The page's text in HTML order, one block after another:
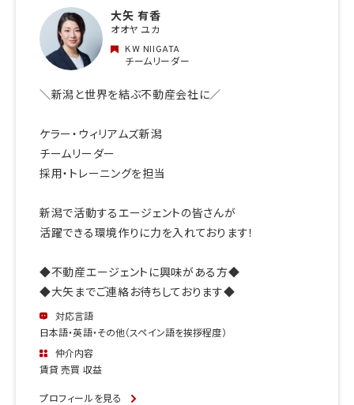
大矢 有香
オオヤ ユカ
KW NIIGATA
チームリーダー
＼新潟と世界を結ぶ不動産会社に／
ケラー・ウィリアムズ新潟
チームリーダー
採用・トレーニングを担当
新潟で活動するエージェントの皆さんが
活躍できる環境作りに力を入れております！
◆不動産エージェントに興味がある方◆
◆大矢までご連絡お待ちしております◆
対応言語
日本語・英語・その他（スペイン語を挨拶程度）
仲介内容
賃貸 売買 収益
プロフィールを見る